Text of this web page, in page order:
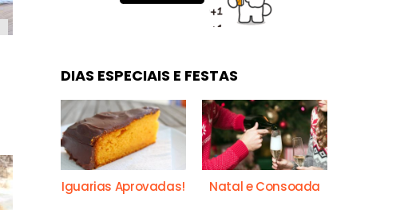
DIAS ESPECIAIS E FESTAS
Iguarias Aprovadas! Natal e Consoada